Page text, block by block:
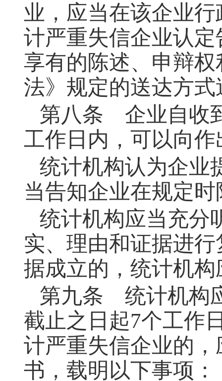
业，应当在该企业
计严重失信企业认
享有的陈述、申辩
法》规定的送达方式
第八条 企业自收
工作日内，可以向
统计机构认为企业
当告知企业在规定
统计机构应当充分
实、理由和证据进
据成立的，统计机
第九条 统计机构
截止之日起7个工作
计严重失信企业的
书，载明以下事项：